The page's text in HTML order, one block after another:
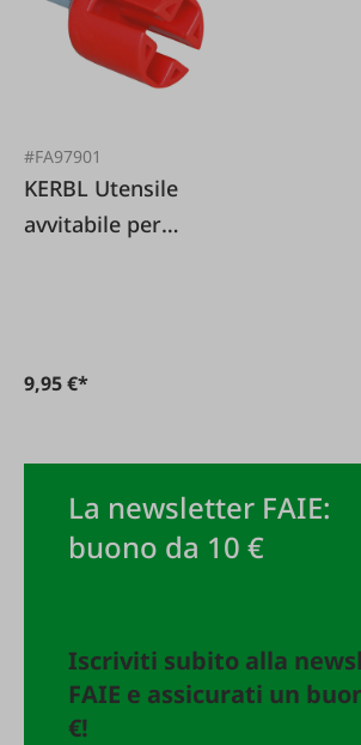
#FA97901
KERBL Utensile
avvitabile per
9,95 €*
La newsletter FAIE:
buono da 10 €
Iscriviti subito alla
FAIE e assicurati un
€!